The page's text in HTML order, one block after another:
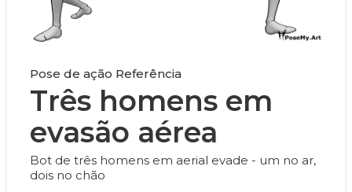
Pose de ação Referência
Três homens em
evasão aérea
Bot de três homens em aerial evade - um no ar,
dois no chão